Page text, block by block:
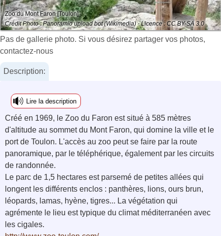
Zoo du Mont Faron [Toulon]
Crédit Photo : Panoramio upload bot (Wikimedia) - Licence : CC BY-SA 3.0
Pas de gallerie photo. Si vous désirez partager vos photos,
contactez-nous
Description:
Lire la description
Créé en 1969, le Zoo du Faron est situé à 585 mètres
d'altitude au sommet du Mont Faron, qui domine la ville et le
port de Toulon. L'accès au zoo peut se faire par la route
panoramique, par le téléphérique, également par les circuits
de randonnée.
Le parc de 1,5 hectares est parsemé de petites allées qui
longent les différents enclos : panthères, lions, ours brun,
léopards, lamas, hyène, tigres... La végétation qui
agrémente le lieu est typique du climat méditerranéen avec
les cigales.